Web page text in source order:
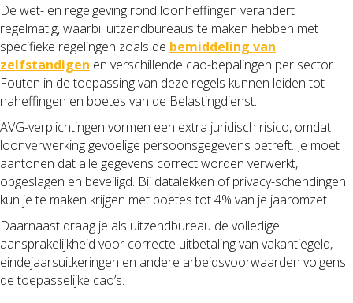
De wet- en regelgeving rond loonheffingen verandert
regelmatig, waarbij uitzendbureaus te maken hebben met
specifieke regelingen zoals de bemiddeling van
zelfstandigen en verschillende cao-bepalingen per sector.
Fouten in de toepassing van deze regels kunnen leiden tot
naheffingen en boetes van de Belastingdienst.
AVG-verplichtingen vormen een extra juridisch risico, omdat
loonverwerking gevoelige persoonsgegevens betreft. Je moet
aantonen dat alle gegevens correct worden verwerkt,
opgeslagen en beveiligd. Bij datalekken of privacy-schendingen
kun je te maken krijgen met boetes tot 4% van je jaaromzet.
Daarnaast draag je als uitzendbureau de volledige
aansprakelijkheid voor correcte uitbetaling van vakantiegeld,
eindejaarsuitkeringen en andere arbeidsvoorwaarden volgens
de toepasselijke cao’s.